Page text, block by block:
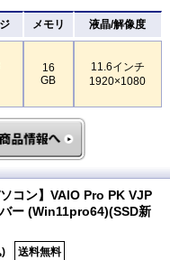
メモリ 液晶/解像度
16
GB
11.6インチ
1920×1080
コン】VAIO Pro PK VJP
ー (Win11pro64)(SSD新
) 送料無料